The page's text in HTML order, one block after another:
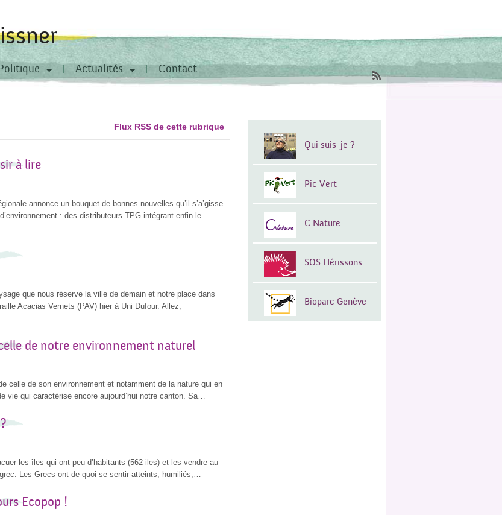
Actualités Contact
Flux RSS de cette rubrique
à lire
annonce un bouquet de bonnes nouvelles qu’il s’a’gisse
: des distributeurs TPG intégrant enfin le
que nous réserve la ville de demain et notre place dans
Acacias Vernets (PAV) hier à Uni Dufour. Allez,
de notre environnement naturel
celle de son environnement et notamment de la nature qui en
vie qui caractérise encore aujourd’hui notre canton. Sa…
les îles qui ont peu d’habitants (562 iles) et les vendre au
Les Grecs ont de quoi se sentir atteints, humiliés,…
Ecopop !
Qui suis-je ?
Pic Vert
C Nature
SOS Hérissons
Bioparc Genève